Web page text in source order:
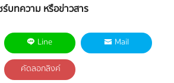
ร์บทความ หรือข่าวสาร
Line Mail
คัดลอกลิงค์